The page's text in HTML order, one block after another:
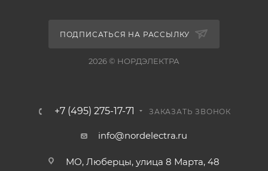
ПОДПИСАТЬСЯ НА РАССЫЛКУ
2026 © НОРДЭЛЕКТРА
+7 (495) 275-17-71 ЗАКАЗАТЬ ЗВОНОК
info@nordelectra.ru
МО, Люберцы, улица 8 Марта, 48